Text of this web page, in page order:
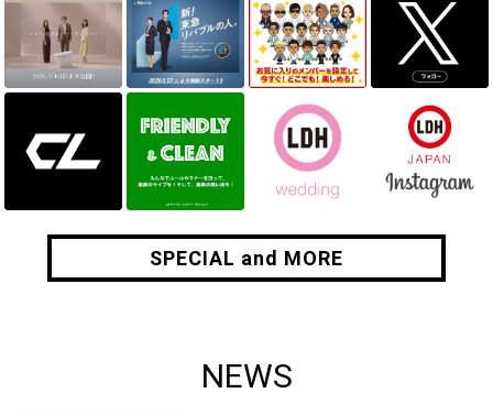
SPECIAL and MORE
SPECIAL and MORE
NEWS